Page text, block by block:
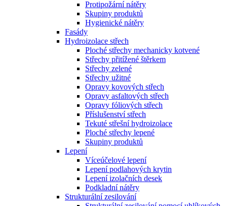
Protipožární nátěry
Skupiny produktů
Hygienické nátěry
Fasády
Hydroizolace střech
Ploché střechy mechanicky kotvené
Střechy přitížené štěrkem
Střechy zelené
Střechy užitné
Opravy kovových střech
Opravy asfaltových střech
Opravy fóliových střech
Příslušenství střech
Tekuté střešní hydroizolace
Ploché střechy lepené
Skupiny produktů
Lepení
Víceúčelové lepení
Lepení podlahových krytin
Lepení izolačních desek
Podkladní nátěry
Strukturální zesilování